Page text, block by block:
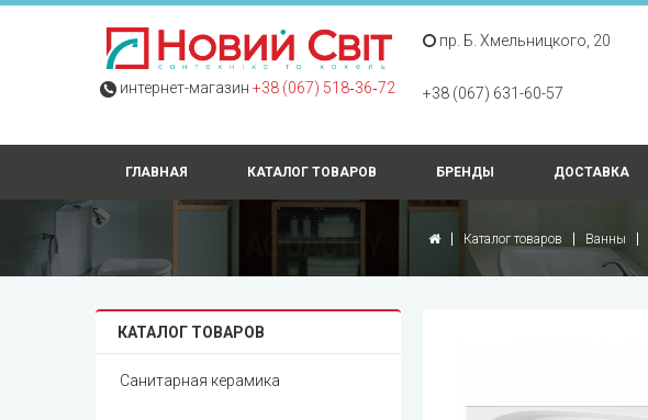
интернет-магазин+38 (067) 518‑36‑72
пр. Б. Хмельницкого, 20
+38 (067) 631-60-57
ГЛАВНАЯ КАТАЛОГ ТОВАРОВ БРЕНДЫ ДОСТАВКА
Каталог товаров Ванны
КАТАЛОГ ТОВАРОВ
Санитарная керамика